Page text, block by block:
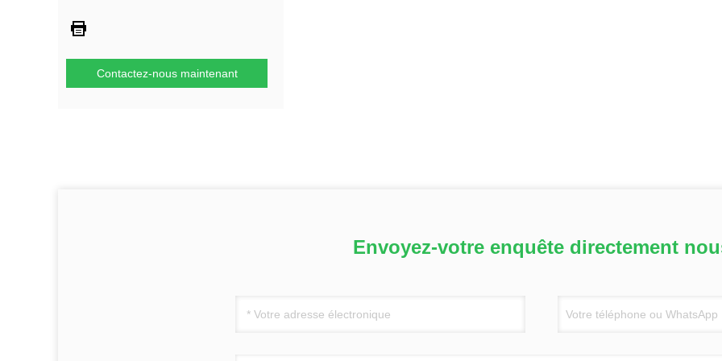
Contactez-nous maintenant
Envoyez-votre enquête directement